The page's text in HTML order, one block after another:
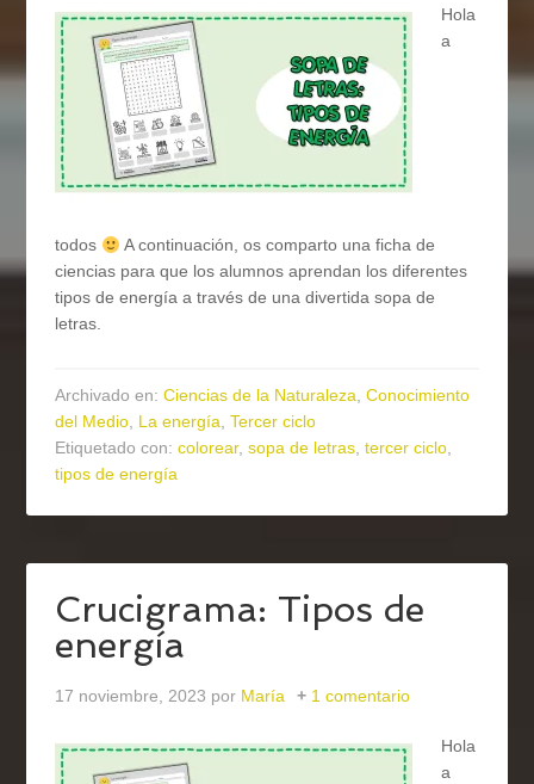
Hola
a
todos
A continuación, os comparto una ficha de
ciencias para que los alumnos aprendan los diferentes
tipos de energía a través de una divertida sopa de
letras.
Archivado en:Ciencias de la Naturaleza,Conocimiento
del Medio, La energía,Tercer ciclo
Etiquetado con:colorear,sopa de letras,tercer ciclo,
tipos de energía
Crucigrama: Tipos de
energía
17 noviembre, 2023 por María 1 comentario
Hola
a